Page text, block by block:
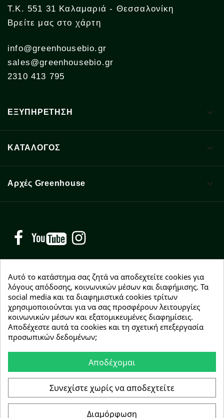
Τ.Κ. 551 31 Καλαμαριά - Θεσσαλονίκη
Βρείτε μας στο χάρτη
info@greenhousebio.gr
sales@greenhousebio.gr
2310 413 795
ΕΞΥΠΗΡΕΤΗΣΗ 
ΚΑΤΑΛΟΓΟΣ 
Αρχές Greenhouse 
Facebook YouTube
NEWSLETTER
Εγγραφείτε δωρεάν και θα είστε οι πρώτοι που θα
λάβετε τα νέα μας γύρω από προσφορές, εκπτώσεις
και νέα προϊόντα.
Συμφωνώ με τουςόρους χρήσης
Αυτό το κατάστημα σας ζητά να αποδεχτείτε cookies για
λόγους απόδοσης, κοινωνικών μέσων και διαφήμισης. Τα
social media και τα διαφημιστικά cookies τρίτων
χρησιμοποιούνται για να σας προσφέρουν λειτουργίες
κοινωνικών μέσων και εξατομικευμένες διαφημίσεις.
Αποδέχεστε αυτά τα cookies και τη σχετική επεξεργασία
προσωπικών δεδομένων;
Αποδέχομαι
Συνεχίστε χωρίς να αποδεχτείτε
Διαμόρφωση